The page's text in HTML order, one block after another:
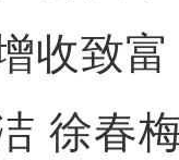
收致
徐春